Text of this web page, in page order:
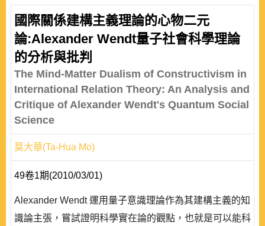
國際關係建構主義理論的心物二元
論:Alexander Wendt量子社會科學理論
的分析與批判
The Mind-Matter Dualism of Constructivism in
International Relation Theory: An Analysis and
Critique of Alexander Wendt's Quantum Social
Science
莫大華(Ta-Hua Mo)
49卷1期(2010/03/01)
Alexander Wendt 運用量子意識理論作為其建構主義的知
識論主張，嘗試證明科學實在論的觀點，也就是可以能科